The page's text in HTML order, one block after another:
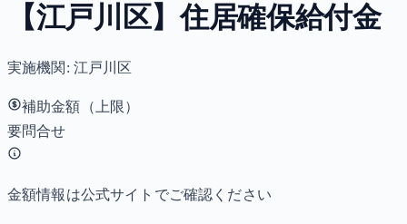
【江戸川区】住居確保給付金
実施機関: 江戸川区
補助金額（上限）
要問合せ
金額情報は公式サイトでご確認ください